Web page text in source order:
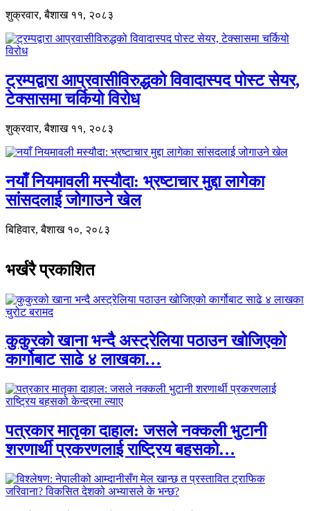
शुक्रवार, बैशाख ११, २०८३
ट्रम्पद्वारा आप्रवासीविरुद्धको विवादास्पद पोस्ट सेयर,
टेक्सासमा चर्कियो विरोध
शुक्रवार, बैशाख ११, २०८३
नयाँ नियमावली मस्यौदा: भ्रष्टाचार मुद्दा लागेका
सांसदलाई जोगाउने खेल
बिहिवार, बैशाख १०, २०८३
भर्खरै प्रकाशित
कुकुरको खाना भन्दै अस्ट्रेलिया पठाउन खोजिएको
कार्गोबाट साढे ४ लाखका…
पत्रकार मातृका दाहाल: जसले नक्कली भुटानी
शरणार्थी प्रकरणलाई राष्ट्रिय बहसको…